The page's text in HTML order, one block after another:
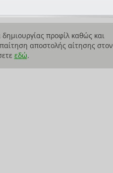
προφίλ καθώς και
αποστολής αίτησης στον
εδώ.